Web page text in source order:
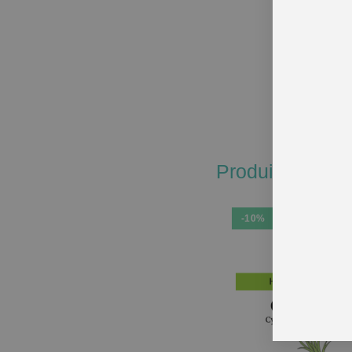
Chaque
j’insiste
En aucun
Produits
-10%